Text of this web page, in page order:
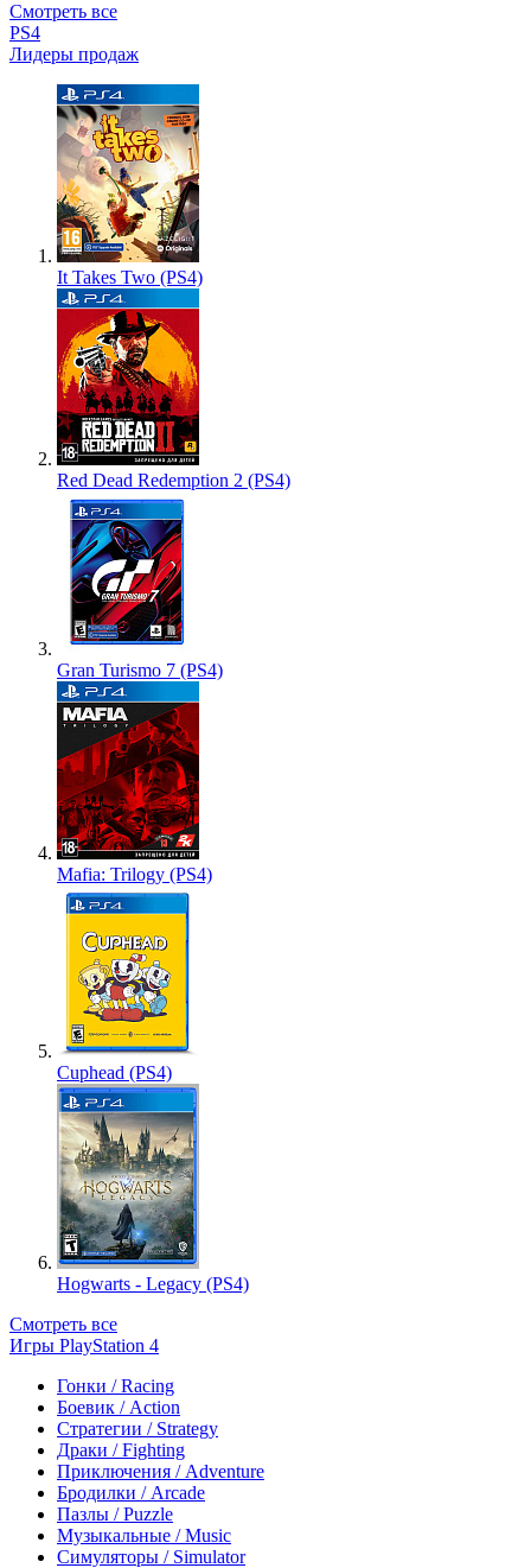
Смотреть все
PS4
Лидеры продаж
It Takes Two (PS4)
Red Dead Redemption 2 (PS4)
Gran Turismo 7 (PS4)
Mafia: Trilogy (PS4)
Cuphead (PS4)
Hogwarts - Legacy (PS4)
Смотреть все
Игры PlayStation 4
Гонки / Racing
Боевик / Action
Стратегии / Strategy
Драки / Fighting
Приключения / Adventure
Бродилки / Arcade
Пазлы / Puzzle
Музыкальные / Music
Симуляторы / Simulator